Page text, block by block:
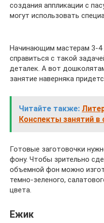
создания аппликации с
могут использовать
Начинающим мастерам 3-4
справиться с такой
деталек. А вот
занятие наверняка
Читайте также:
Конспекты занятий в
Готовые заготовочки
фону. Чтобы зрительно
объемной фон можно
темно-зеленого,
цвета.
Ежик